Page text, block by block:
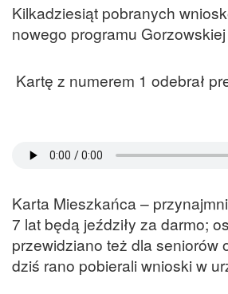
Kilkadziesiąt pobranych
nowego programu
Kartę z numerem 1 odebrał
Karta Mieszkańca –
7 lat będą jeździły za darmo;
przewidziano też dla seniorów
dziś rano pobierali wnioski w